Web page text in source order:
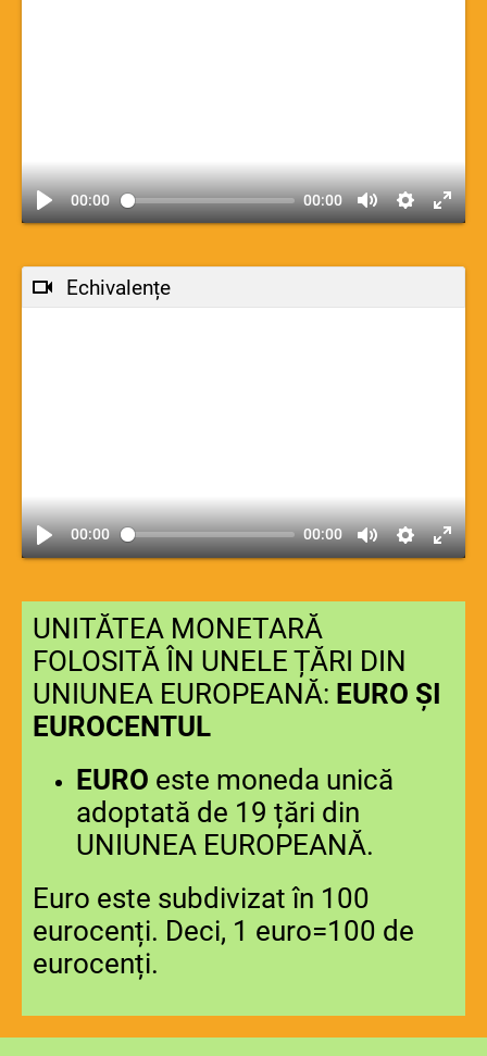
00:00 00:00
Echivalențe
00:00 00:00
UNITĂTEA MONETARĂ
FOLOSITĂ ÎN UNELE ȚĂRI DIN
UNIUNEA EUROPEANĂ: EURO ȘI
EUROCENTUL
EURO este moneda unică
adoptată de 19 țări din
UNIUNEA EUROPEANĂ.
Euro este subdivizat în 100
eurocenți. Deci, 1 euro=100 de
eurocenți.